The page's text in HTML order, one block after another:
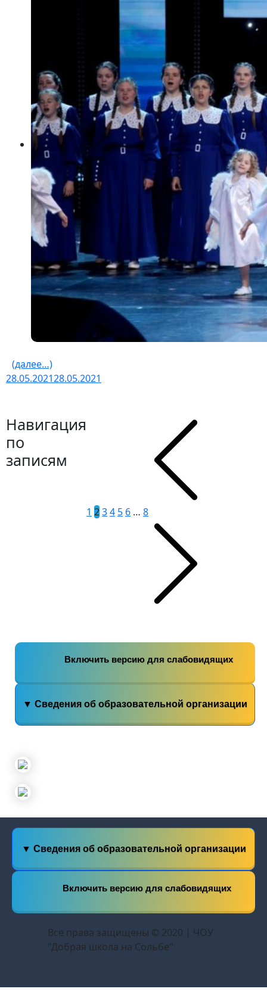
(далее…)
28.05.202128.05.2021
Навигация
по
записям
1 234 5 6 … 8
Включить версию для слабовидящих
▼ Сведения об образовательной организации
▼ Сведения об образовательной организации
Включить версию для слабовидящих
Все права защищены © 2020 | ЧОУ
"Добрая школа на Сольбе"